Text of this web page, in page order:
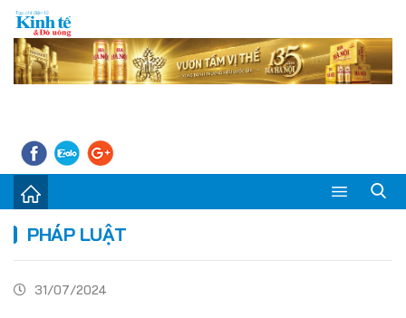
Sự kiện
Kinh tế - Tiêu dùng
Đời sống
PHÁP LUẬT
31/07/2024